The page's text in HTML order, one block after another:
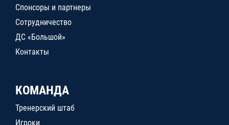
Спонсоры и партнеры
Сотрудничество
ДС «Большой»
Контакты
КОМАНДА
Тренерский штаб
Игроки